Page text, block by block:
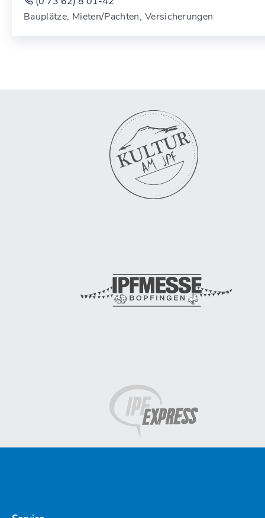
Bauplätze, Mieten/Pachten, Versicherungen